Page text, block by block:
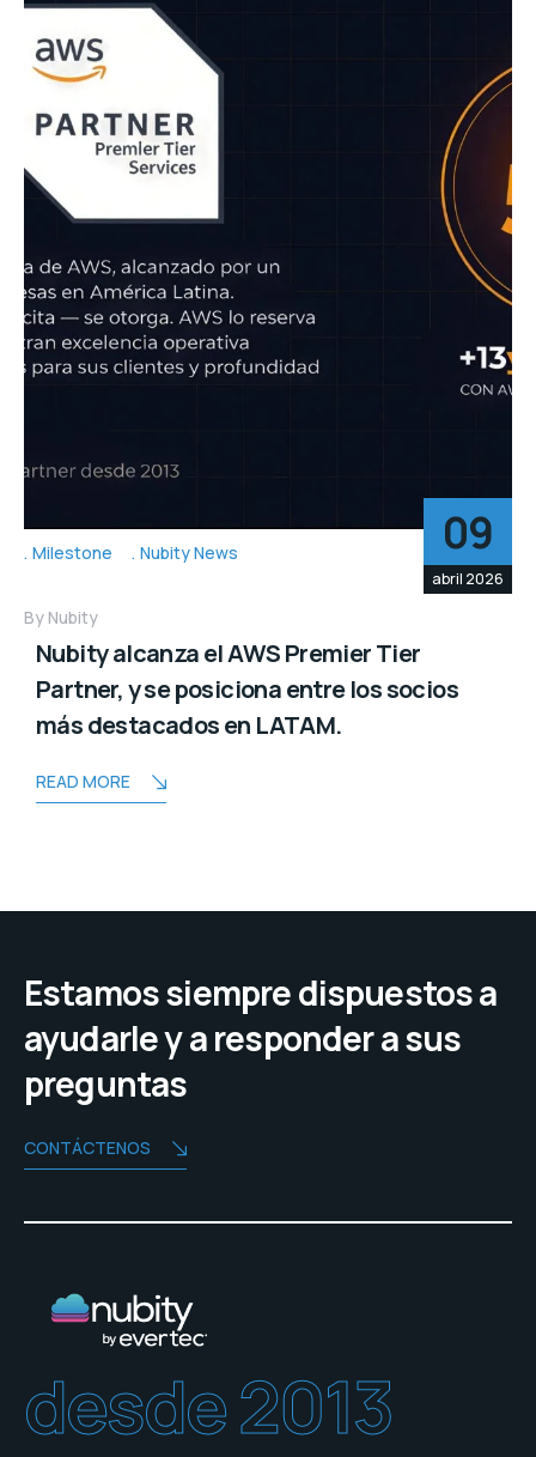
Milestone Nubity News 09
abril 2026
By Nubity
Nubity alcanza el AWS Premier Tier
Partner, y se posiciona entre los socios
más destacados en LATAM.
READ MORE
Estamos siempre dispuestos a
ayudarle y a responder a sus
preguntas
CONTÁCTENOS
desde 2013